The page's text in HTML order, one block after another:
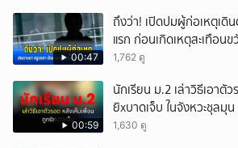
00:47
ถึงว่า! เปิดปมผู้ก่อเหตุเดิ
แรก ก่อนเกิดเหตุสะเทือน
1,762 ดู
00:59
นักเรียน ม.2 เล่าวิธีเอาตั
ยิxบาดเจ็บ ในจังหวะชุลมุน
1,630 ดู